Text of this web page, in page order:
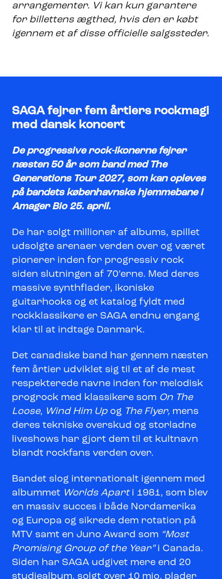
arrangementer. Vi kan kun garantere
for billettens ægthed, hvis den er købt
igennem et af disse officielle salgssteder.
SAGA fejrer fem årtiers rockmagi
med dansk koncert
De progressive rock-ikonerne fejrer
næsten 50 år som band med The
Generations Tour 2027, som kan opleves
på bandets københavnske hjemmebane i
Amager Bio 25. april.
De har solgt millioner af albums, spillet
udsolgte arenaer verden over og været
pionerer inden for progressiv rock
siden slutningen af 70’erne. Med deres
massive synthflader, ikoniske
guitarhooks og et katalog fyldt med
rockklassikere er SAGA endnu engang
klar til at indtage Danmark.
Det canadiske band har gennem næsten
fem årtier udviklet sig til et af de mest
respekterede navne inden for melodisk
progrock med klassikere som On The
Loose, Wind Him Up og The Flyer, mens
deres tekniske overskud og storladne
liveshows har gjort dem til et kultnavn
blandt rockfans verden over.
Bandet slog internationalt igennem med
albummet Worlds Aparti 1981, som blev
en massiv succes i både Nordamerika
og Europa og sikrede dem rotation på
MTV samt en Juno Award som “Most
Promising Group of the Year”i Canada.
Siden har SAGA udgivet mere end 20
studiealbum, solgt over 10 mio. plader